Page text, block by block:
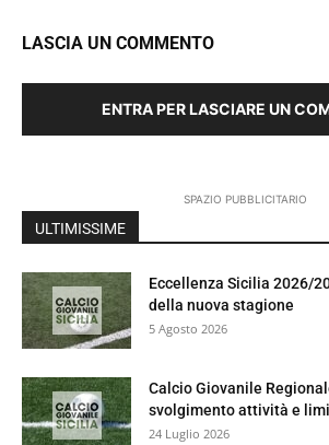
LASCIA UN COMMENTO
ENTRA PER LASCIARE UN
SPAZIO PUBBLICITARIO
ULTIMISSIME
Eccellenza Sicilia 2026/
della nuova stagione
5 Agosto 2026
Calcio Giovanile
svolgimento attività e
24 Luglio 2026